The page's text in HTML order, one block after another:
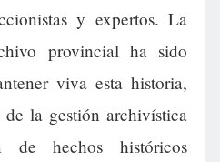
y expertos. La
provincial ha sido
viva esta historia,
la gestión archivística
de hechos históricos